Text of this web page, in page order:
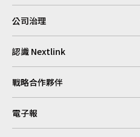
公司治理
認識 Nextlink
戰略合作夥伴
電子報